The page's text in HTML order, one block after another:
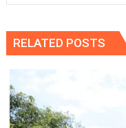
RELATED POSTS